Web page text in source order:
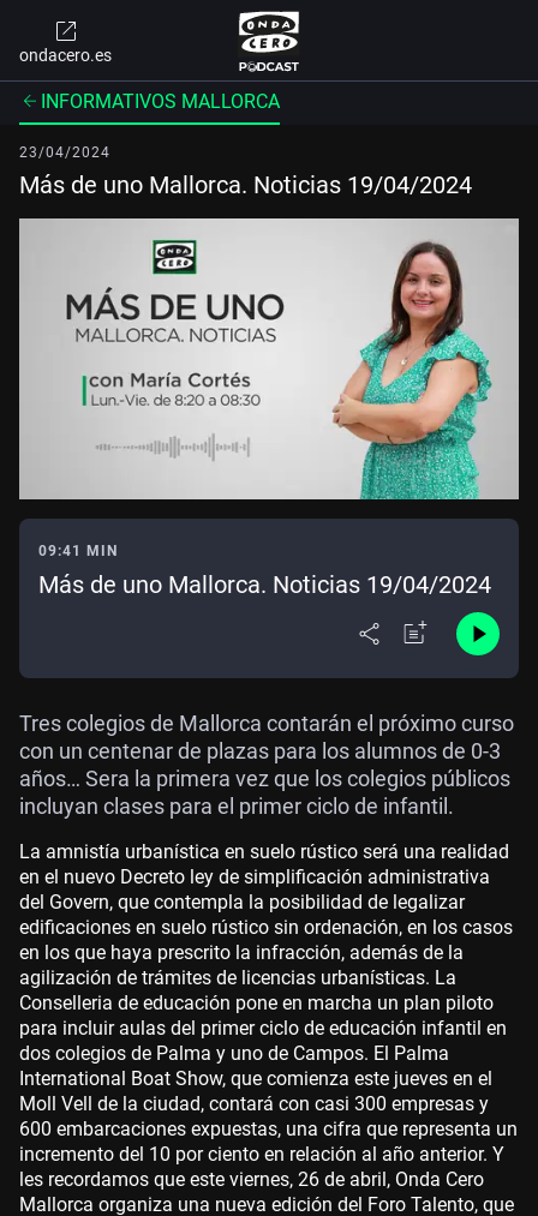
ondacero.es
INFORMATIVOS MALLORCA
23/04/2024
Más de uno Mallorca. Noticias 19/04/2024
09:41 MIN
Más de uno Mallorca. Noticias 19/04/2024
Tres colegios de Mallorca contarán el próximo curso
con un centenar de plazas para los alumnos de 0-3
años… Sera la primera vez que los colegios públicos
incluyan clases para el primer ciclo de infantil.
La amnistía urbanística en suelo rústico será una realidad
en el nuevo Decreto ley de simplificación administrativa
del Govern, que contempla la posibilidad de legalizar
edificaciones en suelo rústico sin ordenación, en los casos
en los que haya prescrito la infracción, además de la
agilización de trámites de licencias urbanísticas. La
Conselleria de educación pone en marcha un plan piloto
para incluir aulas del primer ciclo de educación infantil en
dos colegios de Palma y uno de Campos. El Palma
International Boat Show, que comienza este jueves en el
Moll Vell de la ciudad, contará con casi 300 empresas y
600 embarcaciones expuestas, una cifra que representa un
incremento del 10 por ciento en relación al año anterior. Y
les recordamos que este viernes, 26 de abril, Onda Cero
Mallorca organiza una nueva edición del Foro Talento, que